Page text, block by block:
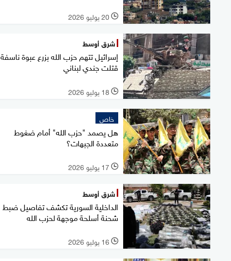
l 20 يوليو 2026
شرق أوسط
إسرائيل تتهم حزب الله بزرع عبوة ناسفة
قتلت جندي لبناني
l 18 يوليو 2026
خاص
هل يصمد "حزب الله" أمام ضغوط
متعددة الجبهات؟
l 17 يوليو 2026
شرق أوسط
الداخلية السورية تكشف تفاصيل ضبط
شحنة أسلحة موجهة لحزب الله
l 16 يوليو 2026